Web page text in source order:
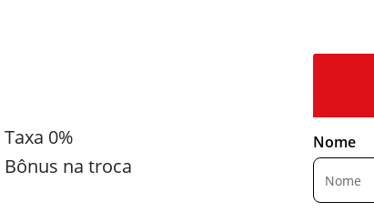
Taxa 0%
Bônus na troca
Nome